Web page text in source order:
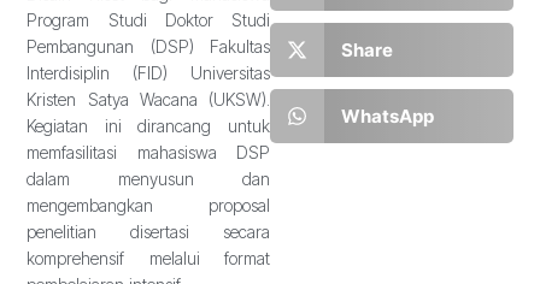
Program Studi Doktor Studi
Pembangunan (DSP) Fakultas
Interdisiplin (FID) Universitas
Kristen Satya Wacana (UKSW).
Kegiatan ini dirancang untuk
memfasilitasi mahasiswa DSP
dalam menyusun dan
mengembangkan proposal
penelitian disertasi secara
komprehensif melalui format
Share
WhatsApp